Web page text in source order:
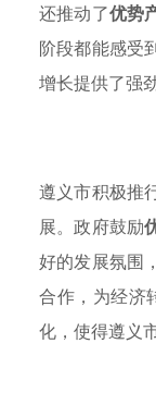
还推动了优势
阶段都能感受
增长提供了强
遵义市积极推
展。政府鼓励
好的发展氛围
合作，为经济
化，使得遵义